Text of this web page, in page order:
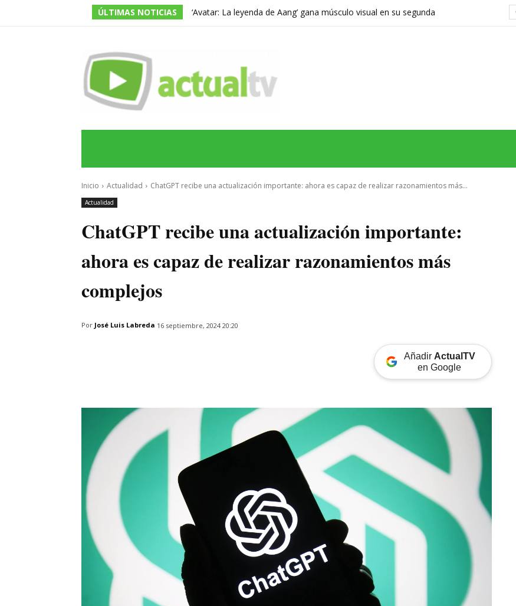
ÚLTIMAS NOTICIAS
‘Avatar: La leyenda de Aang’ gana músculo visual en su segunda
Inicio Actualidad ChatGPT recibe una actualización importante: ahora es capaz de realizar razonamientos más...
Actualidad
ChatGPT recibe una actualización importante:
ahora es capaz de realizar razonamientos más
complejos
Por José Luis Labreda 16 septiembre, 2024 20:20
Añadir ActualTV
en Google